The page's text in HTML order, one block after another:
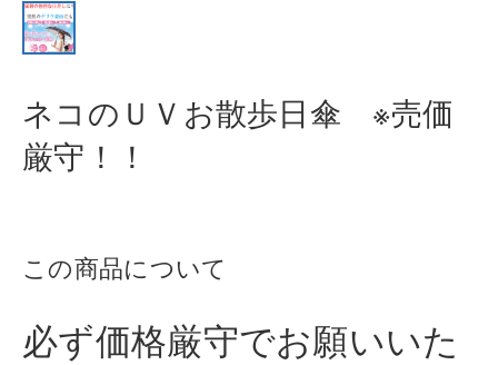
ネコのＵＶお散歩日傘 ※売価
厳守 ！！
この商品について
必ず価格厳守でお願いいた